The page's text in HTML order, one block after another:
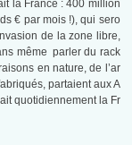
la France : 400 million
€ par mois !), qui sero
de la zone libre,
même parler du rack
en nature, de l’ar
partaient aux A
quotidiennement la Fr